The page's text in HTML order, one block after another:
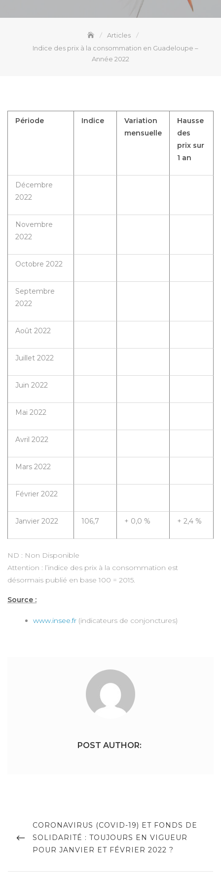
Articles
Indice des prix à la consommation en Guadeloupe –
Année 2022
Période Indice
Variation
mensuelle
Hausse
des
prix sur
1 an
Décembre
2022
Novembre
2022
Octobre 2022
Septembre
2022
Août 2022
Juillet 2022
Juin 2022
Mai 2022
Avril 2022
Mars 2022
Février 2022
Janvier 2022 106,7 + 0,0 % + 2,4 %
ND : Non Disponible
Attention : l’indice des prix à la consommation est
désormais publié en base 100 = 2015.
Source :
www.insee.fr (indicateurs de conjonctures)
POST AUTHOR:
l’article
PREVIOUS
POST
CORONAVIRUS (COVID-19) ET FONDS DE
SOLIDARITÉ : TOUJOURS EN VIGUEUR
POUR JANVIER ET FÉVRIER 2022 ?